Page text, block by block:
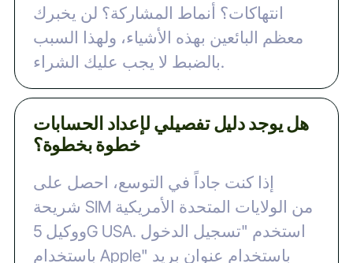
انتهاكات؟ أنماط المشاركة؟ لن يخبرك
معظم البائعين بهذه الأشياء، ولهذا السبب
بالضبط لا يجب عليك الشراء.
هل يوجد دليل تفصيلي لإعداد الحسابات
خطوة بخطوة؟
إذا كنت جاداً في التوسع، احصل على
شريحة SIM من الولايات المتحدة الأمريكية
ووكيل 5G USA. استخدم "تسجيل الدخول
باستخدام Apple" باستخدام عنوان بريد